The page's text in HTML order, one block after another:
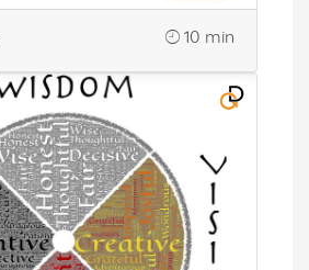
10 min